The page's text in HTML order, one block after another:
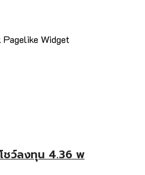
ชว์ลงทุน 4.36 พ